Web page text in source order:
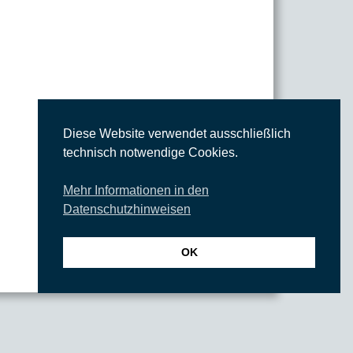
Diese Website verwendet ausschließlich
technisch notwendige Cookies.
Mehr Informationen in den
Datenschutzhinweisen
OK